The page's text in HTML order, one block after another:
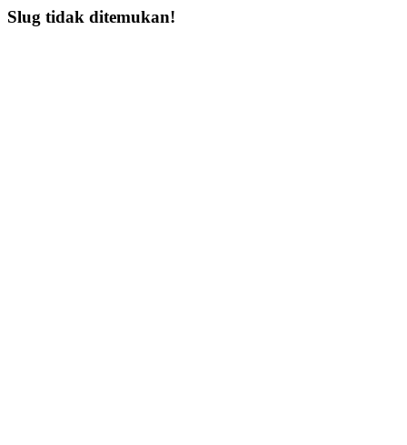
Slug tidak ditemukan!